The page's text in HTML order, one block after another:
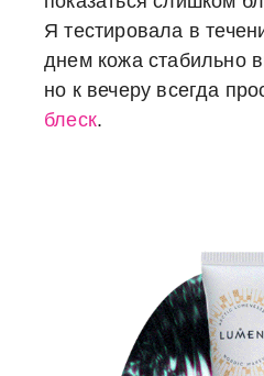
Я тестировала в
днем кожа стабильно
но к вечеру всегда
блеск.